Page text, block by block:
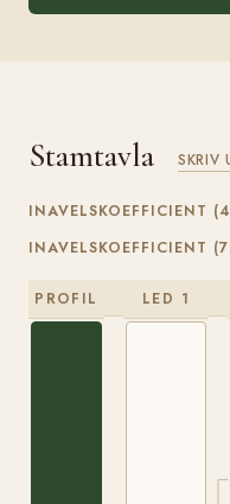
Stamtavla SKRIV
INAVELSKOEFFICIENT
INAVELSKOEFFICIENT
PROFIL LED 1